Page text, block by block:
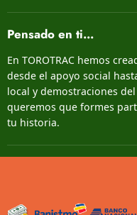
Pensado en ti...
En TOROTRAC hemos
desde el apoyo social
local y demostraciones
queremos que formes
tu historia.